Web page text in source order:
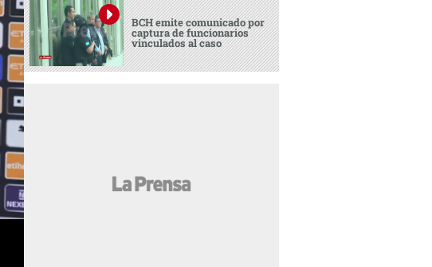
BCH emite comunicado por
captura de funcionarios
vinculados al caso